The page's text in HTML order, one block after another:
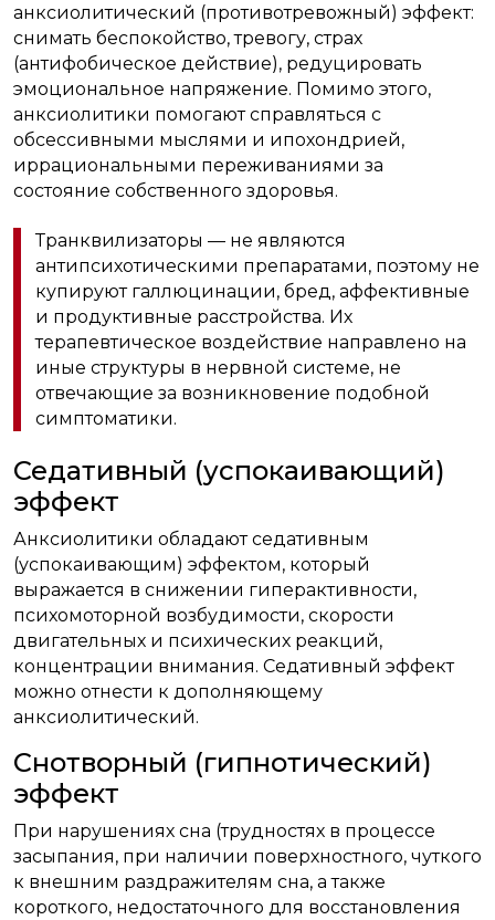
анксиолитический (противотревожный) эффект:
снимать беспокойство, тревогу, страх
(антифобическое действие), редуцировать
эмоциональное напряжение. Помимо этого,
анксиолитики помогают справляться с
обсессивными мыслями и ипохондрией,
иррациональными переживаниями за
состояние собственного здоровья.
Транквилизаторы — не являются
антипсихотическими препаратами, поэтому не
купируют галлюцинации, бред, аффективные
и продуктивные расстройства. Их
терапевтическое воздействие направлено на
иные структуры в нервной системе, не
отвечающие за возникновение подобной
симптоматики.
Седативный (успокаивающий)
эффект
Анксиолитики обладают седативным
(успокаивающим) эффектом, который
выражается в снижении гиперактивности,
психомоторной возбудимости, скорости
двигательных и психических реакций,
концентрации внимания. Седативный эффект
можно отнести к дополняющему
анксиолитический.
Снотворный (гипнотический)
эффект
При нарушениях сна (трудностях в процессе
засыпания, при наличии поверхностного, чуткого
к внешним раздражителям сна, а также
короткого, недостаточного для восстановления